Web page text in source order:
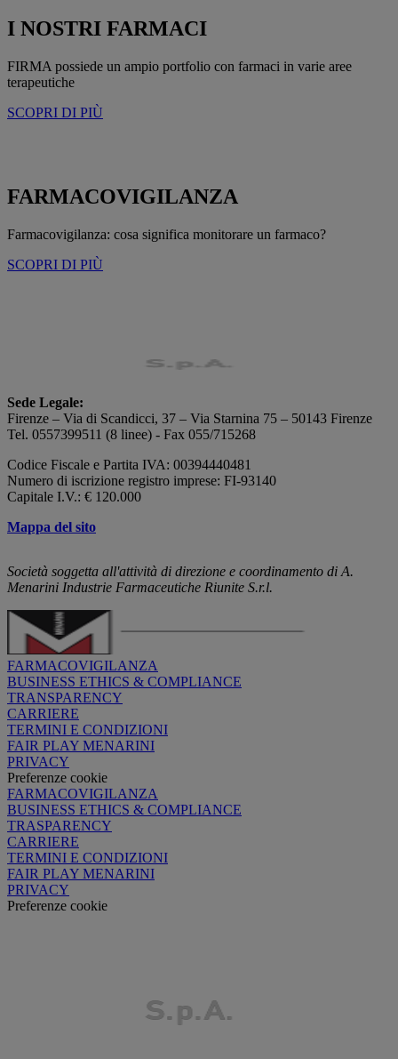
I NOSTRI FARMACI
FIRMA possiede un ampio portfolio con farmaci in varie aree
terapeutiche
SCOPRI DI PIÙ
FARMACOVIGILANZA
Farmacovigilanza: cosa significa monitorare un farmaco?
SCOPRI DI PIÙ
Sede Legale:
Firenze – Via di Scandicci, 37 – Via Starnina 75 – 50143 Firenze
Tel. 0557399511 (8 linee) - Fax 055/715268
Codice Fiscale e Partita IVA: 00394440481
Numero di iscrizione registro imprese: FI-93140
Capitale I.V.: € 120.000
Mappa del sito
Società soggetta all'attività di direzione e coordinamento di A.
Menarini Industrie Farmaceutiche Riunite S.r.l.
FARMACOVIGILANZA
BUSINESS ETHICS & COMPLIANCE
TRANSPARENCY
CARRIERE
TERMINI E CONDIZIONI
FAIR PLAY MENARINI
PRIVACY
Preferenze cookie
FARMACOVIGILANZA
BUSINESS ETHICS & COMPLIANCE
TRASPARENCY
CARRIERE
TERMINI E CONDIZIONI
FAIR PLAY MENARINI
PRIVACY
Preferenze cookie